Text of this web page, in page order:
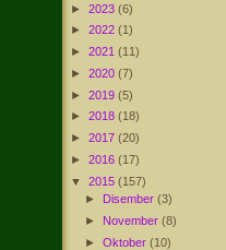
► 2023 (6)
► 2022 (1)
► 2021 (11)
► 2020 (7)
► 2019 (5)
► 2018 (18)
► 2017 (20)
► 2016 (17)
▼
2015 (157)
►
Disember(3)
► November(8)
►Oktober(10)